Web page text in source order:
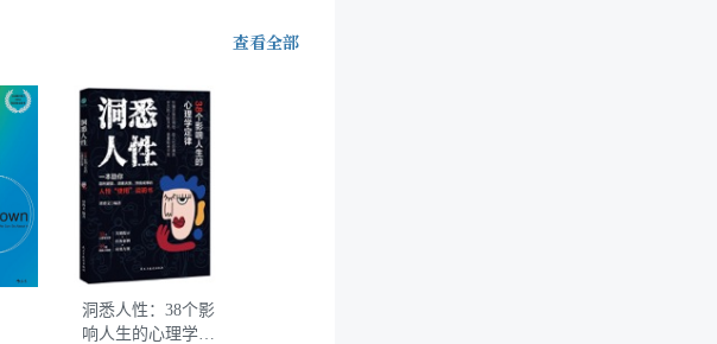
查看全部
洞悉人性：38个影
响人生的心理学定